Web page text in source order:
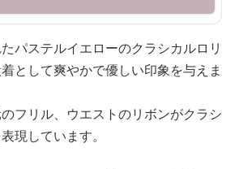
パステルイエローのクラシカルロリ
として爽やかで優しい印象を与えま
フリル、ウエストのリボンがクラシ
現しています。